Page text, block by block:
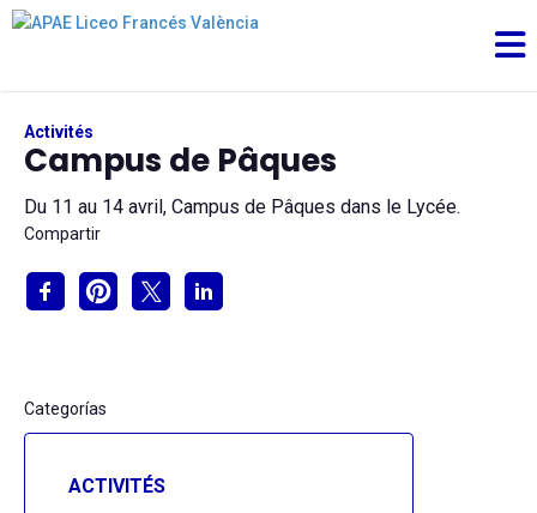
Activités
Campus de Pâques
Du 11 au 14 avril, Campus de Pâques dans le Lycée.
Compartir
Categorías
ACTIVITÉS